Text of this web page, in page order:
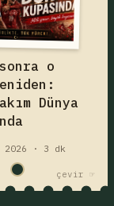
o
Dünya
2026 · 3 dk
çevir ☞
üçüncülükten
24 yıl sonra
Dünya Kupası
Bir neslin
beklediği, bir
ilk kez
bir dönüş
üzerine.
kupası
— yazıyı oku